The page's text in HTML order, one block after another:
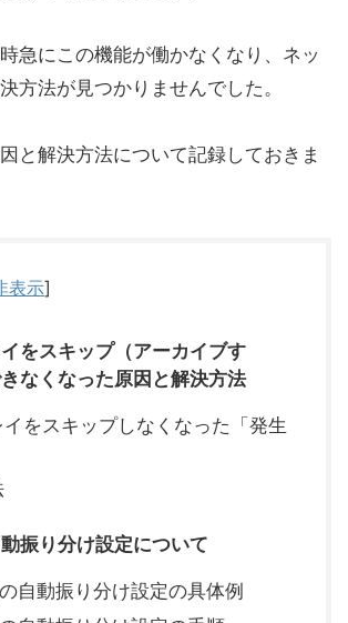
急にこの機能が働かなくなり、ネッ
方法が見つかりませんでした。
と解決方法について記録しておきま
表示]
イをスキップ（アーカイブす
なくなった原因と解決方法
をスキップしなくなった「発生
振り分け設定について
自動振り分け設定の具体例